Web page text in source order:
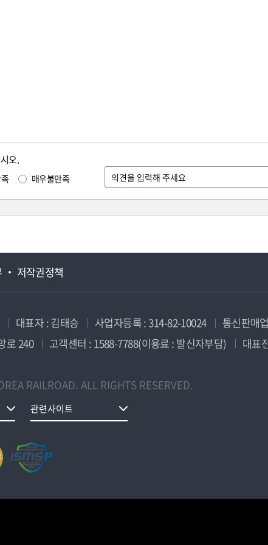
오.
매우불만족
저작권정책
대표자 : 김태승 사업자등록 : 314-82-10024
통신판매
로 240
고객센터 : 1588-7788(이용료 : 발신자부담)
대표
RAILROAD. ALL RIGHTS RESERVED.
관련사이트